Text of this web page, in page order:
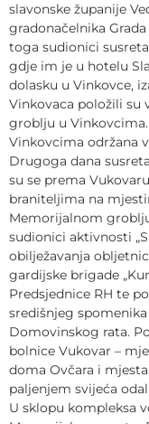
slavonske županije
gradonačelnika
toga sudionici susreta
gdje im je u hotelu
dolasku u Vinkovce,
Vinkovaca položili su
groblju u Vinkovcima.
Vinkovcima održana
Drugoga dana
su se prema
braniteljima na
Memorijalnom
sudionici aktivnosti
obilježavanja
gardijske brigade
Predsjednice RH te
središnjeg
Domovinskog rata.
bolnice Vukovar –
doma Ovčara i
paljenjem svijeća
U sklopu kompleksa